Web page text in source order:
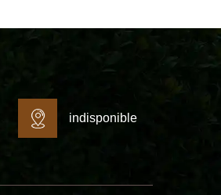
indisponible